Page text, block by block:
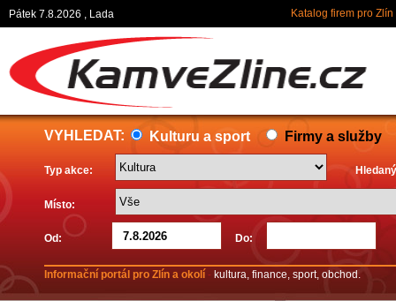
Pátek 7.8.2026 , Lada Katalog firem pro Zlín
VYHLEDAT: Kulturu a sport Firmy a služby
Typ akce:
Místo:
Od: Do:
Informační portál pro Zlín a okolí - kultura, finance, sport, obchod.